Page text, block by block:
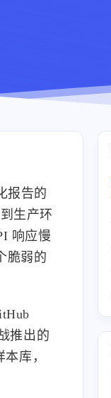
报告的
生产环
响应慢
脆弱的
推出的
库，